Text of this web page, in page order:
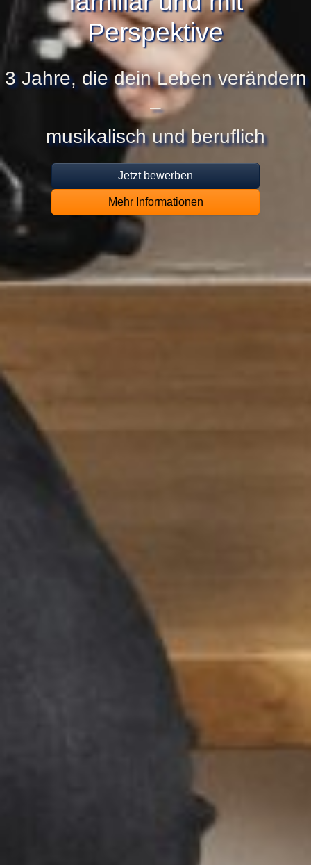
Perspektive
3 Jahre, die dein Leben verändern
–
musikalisch und beruflich
Jetzt bewerben
Mehr Informationen